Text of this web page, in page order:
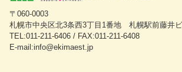
〒060-0003
札幌市中央区北3条西3丁目1番地 札幌駅前藤井
TEL:011-211-6406 / FAX:011-211-6408
E-mail:info@ekimaest.jp